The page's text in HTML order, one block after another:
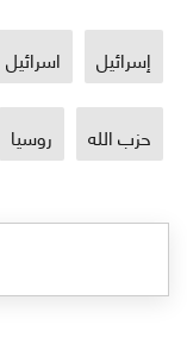
إسرائيل اسرائيل
حزب الله روسيا